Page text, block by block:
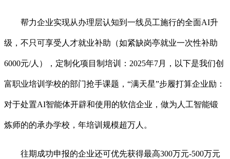
帮力企业实现从办理层认知到一线员工施行的全面AI升
级，不只可享受人才就业补助（如紧缺岗亭就业一次性补助
6000元/人），定制化项目制培训：2025年7月，以下是我们创
富职业培训学校的部门抢手课题，“满天星”步履打算企业励：
对于处置AI智能体开辟和使用的软信企业，做为人工智能锻
炼师的的承办学校，年培训规模超万人。
往期成功申报的企业还可优先获得最高300万元-500万元